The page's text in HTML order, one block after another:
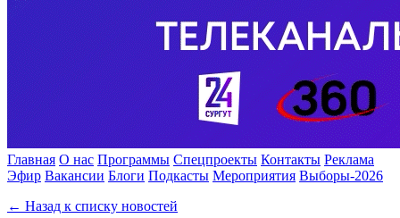
Главная О нас Программы Спецпроекты Контакты Реклама
Эфир Вакансии Блоги Подкасты Мероприятия Выборы-2026
← Назад к списку новостей